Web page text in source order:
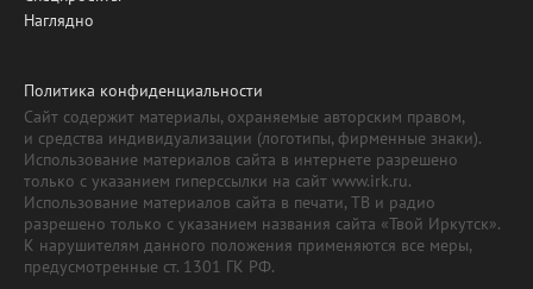
Наглядно
Политика конфиденциальности
Сайт содержит материалы, охраняемые авторским правом,
и средства индивидуализации (логотипы, фирменные знаки).
Использование материалов сайта в интернете разрешено
только с указанием гиперссылки на сайт www.irk.ru.
Использование материалов сайта в печати, ТВ и радио
разрешено только с указанием названия сайта «Твой Иркутск».
К нарушителям данного положения применяются все меры,
предусмотренные ст. 1301 ГК РФ.